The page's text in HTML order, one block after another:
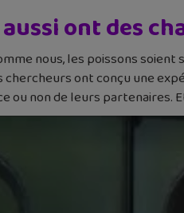
ont des
nous, les poissons
ont conçu une
ou non de leurs